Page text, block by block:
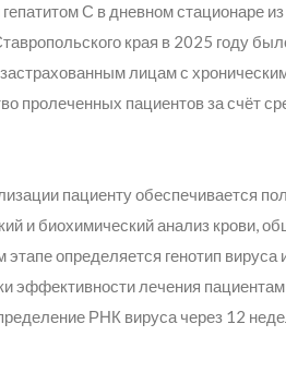
С в дневном стационаре
края в 2025 году
лицам с
пролеченных пациентов за счёт
пациенту обеспечивается
и биохимический анализ крови,
определяется генотип
эффективности лечения
РНК вируса через 12